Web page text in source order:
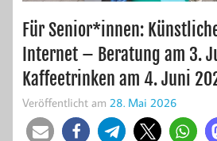
Für Senior*innen:
Internet – Beratung am 3.
Kaffeetrinken am 4. Juni
Veröffentlicht am 28. Mai 2026